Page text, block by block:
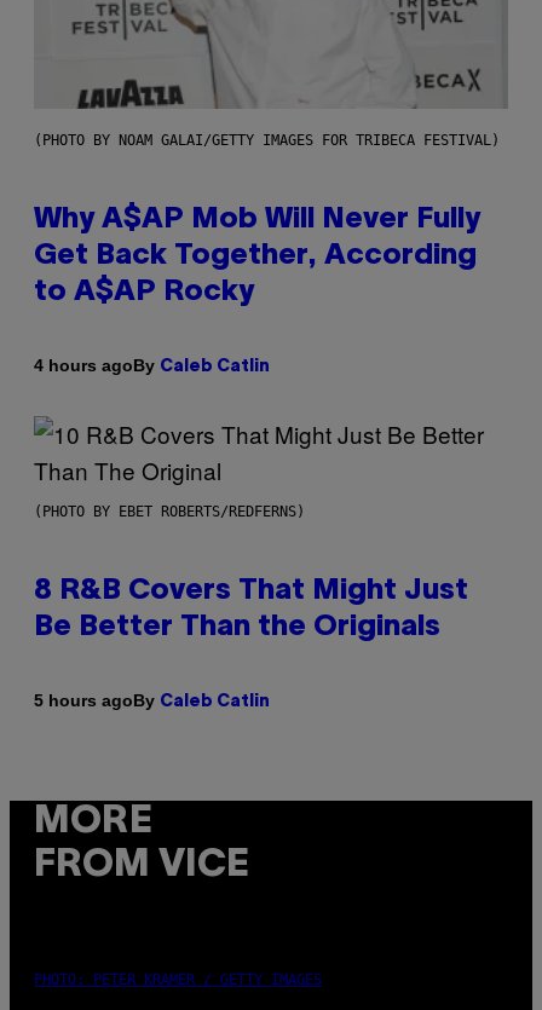
(PHOTO BY NOAM GALAI/GETTY IMAGES FOR TRIBECA FESTIVAL)
Why A$AP Mob Will Never Fully
Get Back Together, According
to A$AP Rocky
4 hours agoBy Caleb Catlin
(PHOTO BY EBET ROBERTS/REDFERNS)
8 R&B Covers That Might Just
Be Better Than the Originals
5 hours agoBy Caleb Catlin
MORE
FROM VICE
PHOTO: PETER KRAMER / GETTY IMAGES